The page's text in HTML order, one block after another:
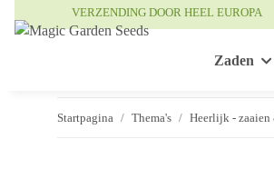
VERZENDING DOOR HEEL EUROPA
Zaden
Startpagina Thema's Heerlijk - zaaien